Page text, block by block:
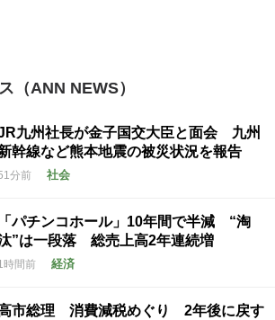
（ANN NEWS）
九州社長が金子国交大臣と面会 九州
幹線など熊本地震の被災状況を報告
分前 社会
「パチンコホール」10年間で半減 “淘
”は一段落 総売上高2年連続増
時間前 経済
市総理 消費減税めぐり 2年後に戻す